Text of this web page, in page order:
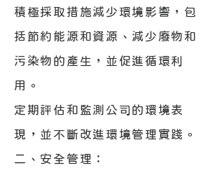
積極採取措施減少環境影響，包
括節約能源和資源、減少廢物和
污染物的產生，並促進循環利
用。
定期評估和監測公司的環境表
現，並不斷改進環境管理實踐。
二、安全管理：